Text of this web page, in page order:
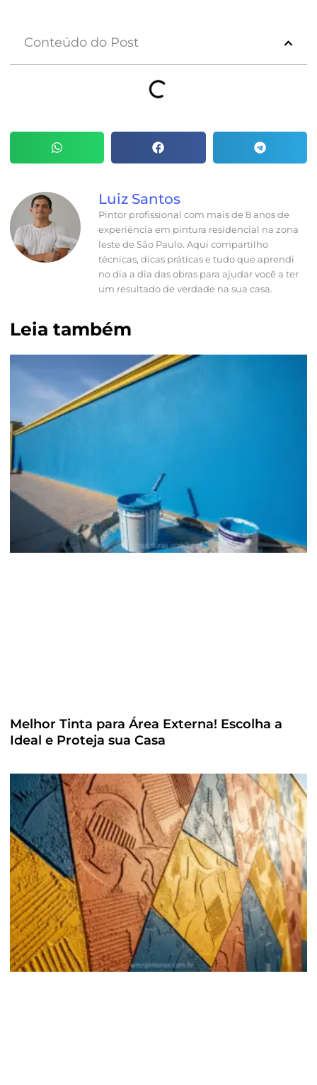
Conteúdo do Post
Luiz Santos
Pintor profissional com mais de 8 anos de
experiência em pintura residencial na zona
leste de São Paulo. Aqui compartilho
técnicas, dicas práticas e tudo que aprendi
no dia a dia das obras para ajudar você a ter
um resultado de verdade na sua casa.
Leia também
Melhor Tinta para Área Externa! Escolha a
Ideal e Proteja sua Casa